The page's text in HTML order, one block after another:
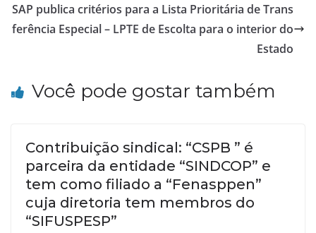
SAP publica critérios para a Lista Prioritária de Trans
ferência Especial – LPTE de Escolta para o interior do
Estado
Você pode gostar também
Contribuição sindical: “CSPB ” é
parceira da entidade “SINDCOP” e
tem como filiado a “Fenasppen”
cuja diretoria tem membros do
“SIFUSPESP”